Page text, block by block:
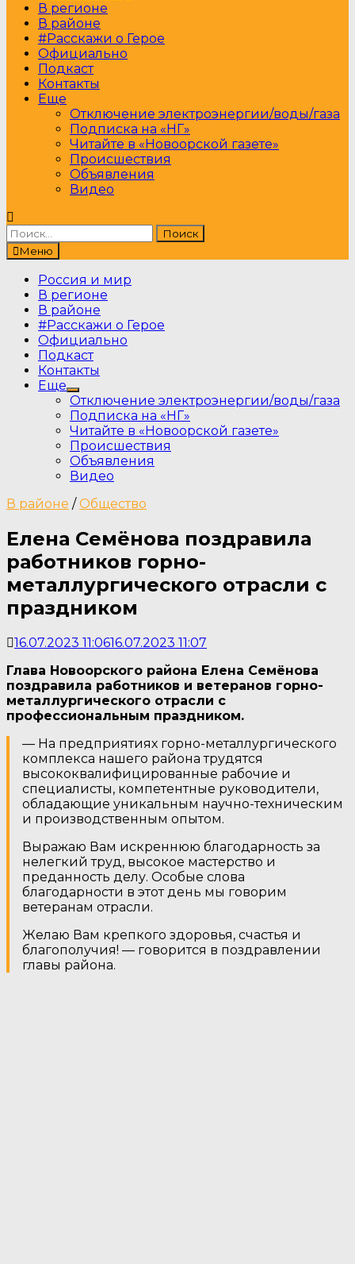
В регионе
В районе
#Расскажи о Герое
Официально
Подкаст
Контакты
Еще
Отключение электроэнергии/воды/газа
Подписка на «НГ»
Читайте в «Новоорской газете»
Происшествия
Объявления
Видео
Найти:
Меню
Россия и мир
В регионе
В районе
#Расскажи о Герое
Официально
Подкаст
Контакты
Еще
Show
sub
menu
Отключение электроэнергии/воды/газа
Подписка на «НГ»
Читайте в «Новоорской газете»
Происшествия
Объявления
Видео
В районе /Общество
Елена Семёнова поздравила
работников горно-
металлургического отрасли с
праздником
16.07.2023 11:0616.07.2023 11:07
Глава Новоорского района Елена Семёнова
поздравила работников и ветеранов горно-
металлургического отрасли с
профессиональным праздником.
— На предприятиях горно-металлургического
комплекса нашего района трудятся
высококвалифицированные рабочие и
специалисты, компетентные руководители,
обладающие уникальным научно-техническим
и производственным опытом.
Выражаю Вам искреннюю благодарность за
нелегкий труд, высокое мастерство и
преданность делу. Особые слова
благодарности в этот день мы говорим
ветеранам отрасли.
Желаю Вам крепкого здоровья, счастья и
благополучия! — говорится в поздравлении
главы района.